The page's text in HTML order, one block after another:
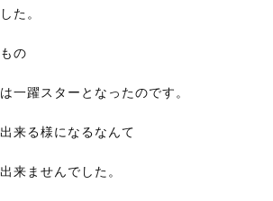
た。
の
一躍スターとなったのです。
来る様になるなんて
来ませんでした。